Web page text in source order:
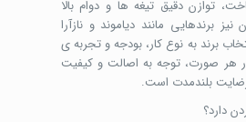
توازن دقیق تیغه ها و دوام بالا
برندهایی مانند دیاموند و نازآرا
برند به نوع کار، بودجه و تجربه ی
هر صورت، توجه به اصالت و کیفیت
بلندمدت است.
دارد؟